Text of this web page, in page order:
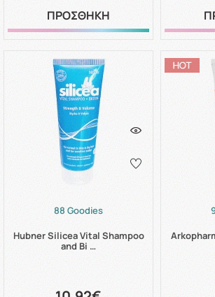
ΠΡΟΣΘΗΚΗ
88 Goodies
Hubner Silicea Vital Shampoo
and Bi …